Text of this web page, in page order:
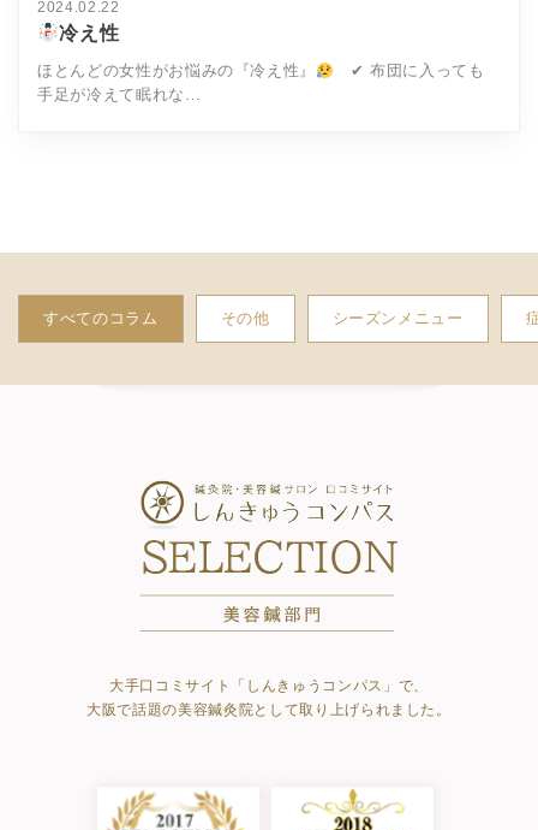
2024.02.22
冷え性
ほとんどの女性がお悩みの『冷え性』
✔ 布団に入っても
手足が冷えて眠れな…
すべてのコラム その他 シーズンメニュー
大手口コミサイト「しんきゅうコンパス」で、
大阪で話題の美容鍼灸院として取り上げられました。